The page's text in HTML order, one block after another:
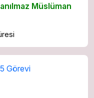
Müslüman